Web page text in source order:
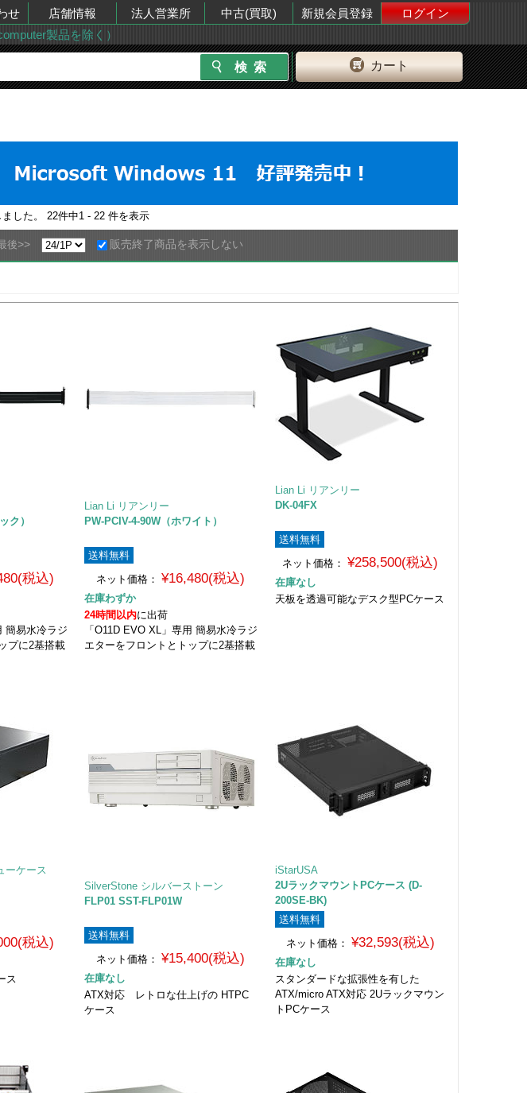
せ 店舗情報 法人営業所 中古(買取) 新規会員登録
ログイン
製品を除く）
カート
した。 22件中1 - 22 件を表示
後>> 販売終了商品を表示しない
ク）
税込)
簡易水冷ラジ
プに2基搭載
Lian Li リアンリー
PW-PCIV-4-90W（ホワイト）
送料無料
ネット価格： ¥16,480(税込)
在庫わずか
24時間以内に出荷
「O11D EVO XL」専用 簡易水冷ラジ
エターをフロントとトップに2基搭載
Lian Li リアンリー
DK-04FX
送料無料
ネット価格：
¥258,500(税込)
在庫なし
天板を透過可能なデスク型PCケース
ーケース
税込)
ス
SilverStone シルバーストーン
FLP01 SST-FLP01W
送料無料
ネット価格： ¥15,400(税込)
在庫なし
ATX対応 レトロな仕上げの HTPC
ケース
iStarUSA
2UラックマウントPCケース (D-
200SE-BK)
送料無料
ネット価格： ¥32,593(税込)
在庫なし
スタンダードな拡張性を有した
ATX/micro ATX対応 2Uラックマウン
トPCケース